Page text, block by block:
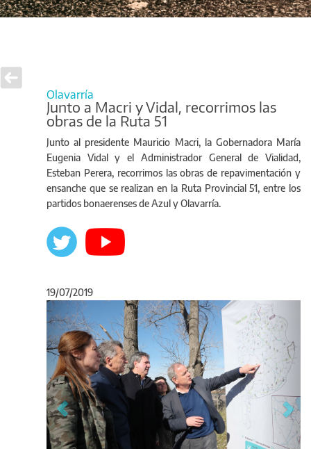
Olavarría
Junto a Macri y Vidal, recorrimos las
obras de la Ruta 51
Junto al presidente Mauricio Macri, la Gobernadora María
Eugenia Vidal y el Administrador General de Vialidad,
Esteban Perera, recorrimos las obras de repavimentación y
ensanche que se realizan en la Ruta Provincial 51, entre los
partidos bonaerenses de Azul y Olavarría.
19/07/2019
Anterior